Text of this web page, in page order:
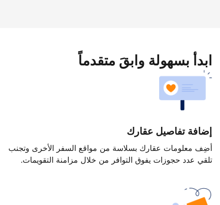
ابدأ بسهولة وابقَ متقدماً
إضافة تفاصيل عقارك
أضِف معلومات عقارك بسلاسة من مواقع السفر الأخرى وتجنب
تلقي عدد حجوزات يفوق التوافر من خلال مزامنة التقويمات.